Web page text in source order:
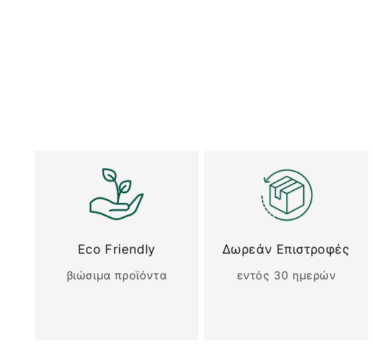
Eco Friendly
βιώσιμα προϊόντα
Δωρεάν Επιστροφές
εντός 30 ημερών